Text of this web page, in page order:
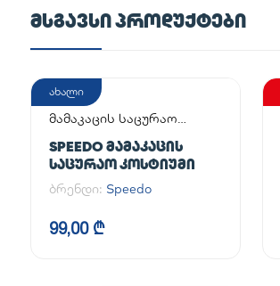
ᲛᲡᲒᲐᲕᲡᲘ ᲞᲠᲝᲓᲣᲥᲢᲔᲑᲘ
ახალი
მამაკაცის საცურაო
SPEEDO ᲛᲐᲛᲐᲙᲐᲪᲘᲡ
ᲡᲐᲪᲣᲠᲐᲝ ᲙᲝᲡᲢᲘᲣᲛᲘ
ბრენდი: Speedo
99,00 ₾